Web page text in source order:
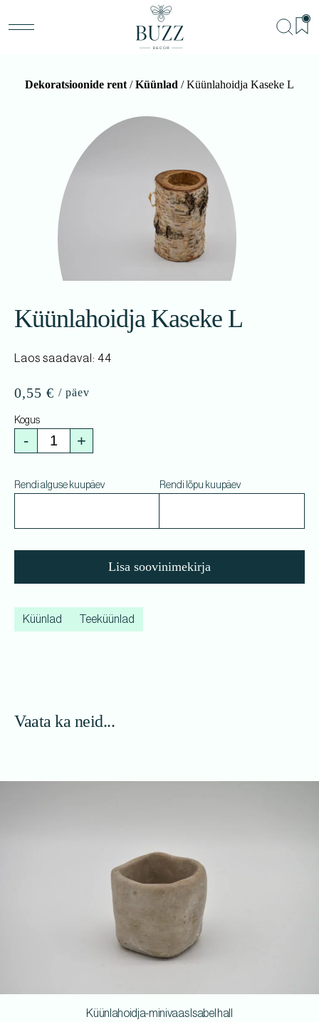
Dekoratsioonide rent /Küünlad / Küünlahoidja Kaseke L
Küünlahoidja Kaseke L
Laos saadaval: 44
0,55 €
- +
Rendi alguse kuupäev Rendi lõpu kuupäev
Lisa soovinimekirja
Küünlad Teeküünlad
Vaata ka neid...
Küünlahoidja-minivaas Isabel hall